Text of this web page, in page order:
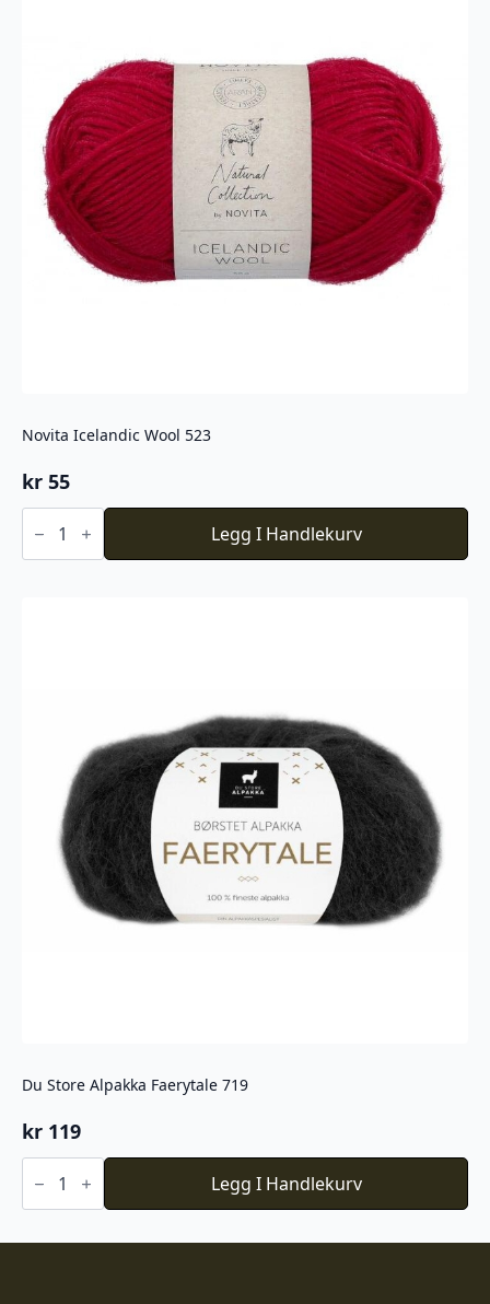
Novita Icelandic Wool 523
kr 55
Novita
Icelandic
523
Legg I Handlekurv
Du Store Alpakka Faerytale 719
kr 119
Du
Store
Faerytale
Legg I Handlekurv